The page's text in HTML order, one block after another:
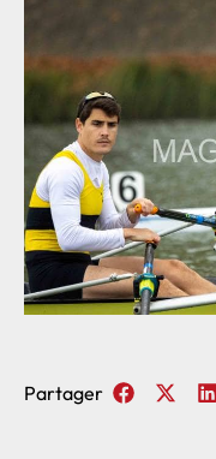
Partager